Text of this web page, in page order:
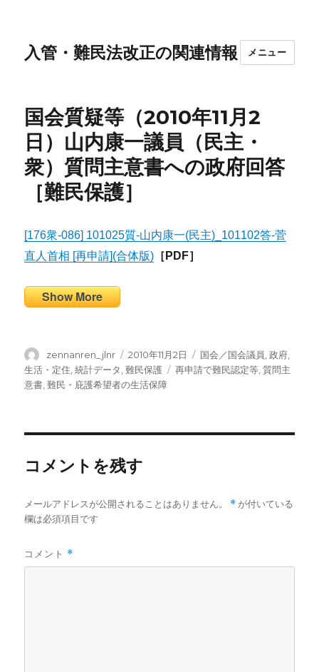
入管・難民法改正の関連情報 メニュー
国会質疑等（2010年11月2
日）山内康一議員（民主・
衆）質問主意書への政府回答
［難民保護］
[176衆-086] 101025質-山内康一(民主)_101102答-菅
直人首相 [再申請](合体版) ［PDF］
Show More
投
稿
者
zennanren_jlnr
投
稿
日:
2010年11月2日
カ
テ
国会／国会議員 ,政府
生活・定住 ,統計データ ,難民保護
タ
再申請で難民認定等 ,質問主
意書 ,難民・庇護希望者の生活保障
コメントを残す
メールアドレスが公開されることはありません。 * が付いている
欄は必須項目です
コメント *